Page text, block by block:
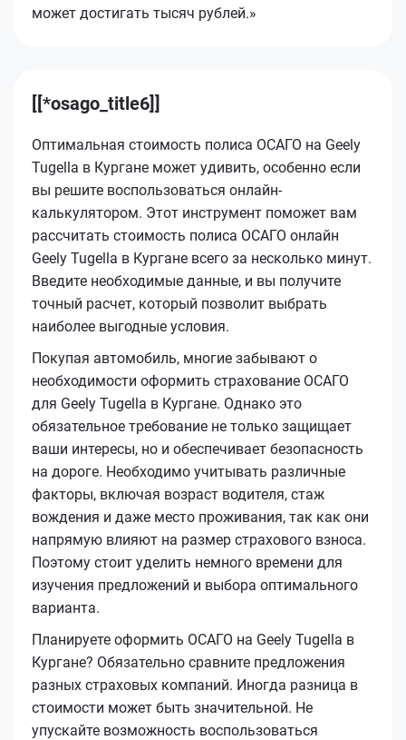
может достигать тысяч рублей.»
[[*osago_title6]]
Оптимальная стоимость полиса ОСАГО на Geely
Tugella в Кургане может удивить, особенно если
вы решите воспользоваться онлайн-
калькулятором. Этот инструмент поможет вам
рассчитать стоимость полиса ОСАГО онлайн
Geely Tugella в Кургане всего за несколько минут.
Введите необходимые данные, и вы получите
точный расчет, который позволит выбрать
наиболее выгодные условия.
Покупая автомобиль, многие забывают о
необходимости оформить страхование ОСАГО
для Geely Tugella в Кургане. Однако это
обязательное требование не только защищает
ваши интересы, но и обеспечивает безопасность
на дороге. Необходимо учитывать различные
факторы, включая возраст водителя, стаж
вождения и даже место проживания, так как они
напрямую влияют на размер страхового взноса.
Поэтому стоит уделить немного времени для
изучения предложений и выбора оптимального
варианта.
Планируете оформить ОСАГО на Geely Tugella в
Кургане? Обязательно сравните предложения
разных страховых компаний. Иногда разница в
стоимости может быть значительной. Не
упускайте возможность воспользоваться